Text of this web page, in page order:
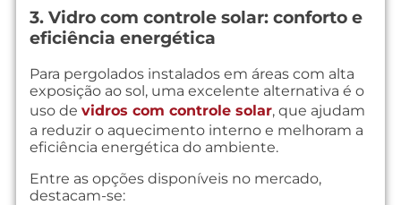
3. Vidro com controle solar: conforto e
eficiência energética
Para pergolados instalados em áreas com alta
exposição ao sol, uma excelente alternativa é o
uso de vidros com controle solar, que ajudam
a reduzir o aquecimento interno e melhoram a
eficiência energética do ambiente.
Entre as opções disponíveis no mercado,
destacam-se: